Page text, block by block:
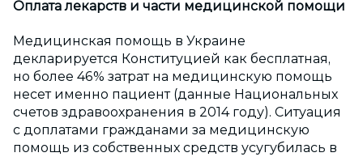
Оплата лекарств и части медицинской помощи
Медицинская помощь в Украине
декларируется Конституцией как бесплатная,
но более 46% затрат на медицинскую помощь
несет именно пациент (данные Национальных
счетов здравоохранения в 2014 году). Ситуация
с доплатами гражданами за медицинскую
помощь из собственных средств усугубилась в